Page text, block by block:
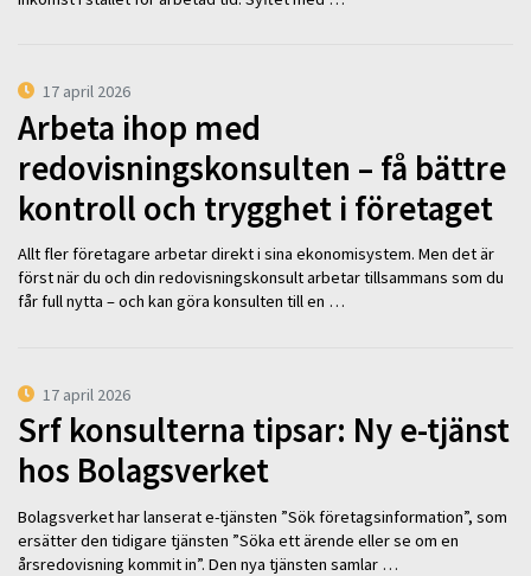
17 april 2026
Arbeta ihop med
redovisningskonsulten – få bättre
kontroll och trygghet i företaget
Allt fler företagare arbetar direkt i sina ekonomisystem. Men det är
först när du och din redovisningskonsult arbetar tillsammans som du
får full nytta – och kan göra konsulten till en …
17 april 2026
Srf konsulterna tipsar: Ny e-tjänst
hos Bolagsverket
Bolagsverket har lanserat e-tjänsten ”Sök företagsinformation”, som
ersätter den tidigare tjänsten ”Söka ett ärende eller se om en
årsredovisning kommit in”. Den nya tjänsten samlar …